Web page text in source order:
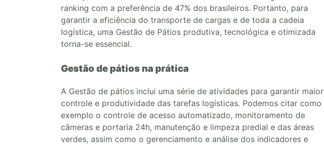
ranking com a preferência de 47% dos brasileiros. Portanto, para
garantir a eficiência do transporte de cargas e de toda a cadeia
logística, uma Gestão de Pátios produtiva, tecnológica e otimizada
torna-se essencial.
Gestão de pátios na prática
A Gestão de pátios inclui uma série de atividades para garantir maior
controle e produtividade das tarefas logísticas. Podemos citar como
exemplo o controle de acesso automatizado, monitoramento de
câmeras e portaria 24h, manutenção e limpeza predial e das áreas
verdes, assim como o gerenciamento e análise dos indicadores e